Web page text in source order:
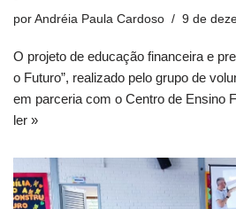
por Andréia Paula Cardoso 9 de
O projeto de educação financeira e
o Futuro”, realizado pelo grupo de
em parceria com o Centro de Ensino
ler »